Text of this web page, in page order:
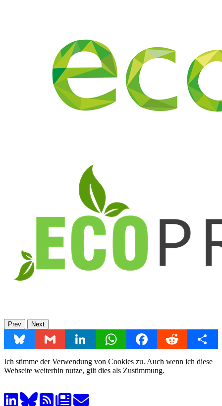
Prev Next
Bluesky Gmail LinkedIn WhatsAppFacebookReddit Share
Ich stimme der Verwendung von Cookies zu. Auch wenn ich diese
Webseite weiterhin nutze, gilt dies als Zustimmung.